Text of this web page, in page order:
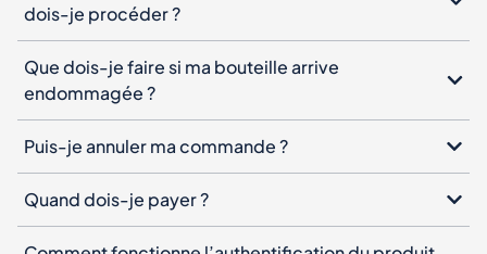
dois-je procéder ?
Que dois-je faire si ma bouteille arrive
endommagée ?
Puis-je annuler ma commande ?
Quand dois-je payer ?